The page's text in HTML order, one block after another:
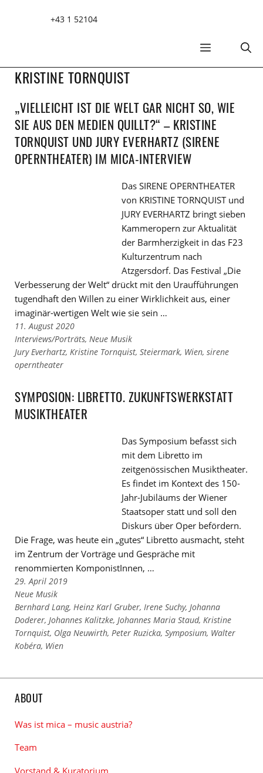
+43 1 52104
MENÜ
KRISTINE TORNQUIST
„VIELLEICHT IST DIE WELT GAR NICHT SO, WIE
SIE AUS DEN MEDIEN QUILLT?“ – KRISTINE
TORNQUIST UND JURY EVERHARTZ (SIRENE
OPERNTHEATER) IM MICA-INTERVIEW
Das SIRENE OPERNTHEATER
von KRISTINE TORNQUIST und
JURY EVERHARTZ bringt sieben
Kammeropern zur Aktualität
der Barmherzigkeit in das F23
Kulturzentrum nach
Atzgersdorf. Das Festival „Die
Verbesserung der Welt“ drückt mit den Uraufführungen
tugendhaft den Willen zu einer Wirklichkeit aus, einer
imaginär-wertigen Welt wie sie sein …
11. August 2020
Links
zu
den
Interviews/Porträts, Neue Musik
Links
zu
Tags
Jury Everhartz, Kristine Tornquist, Steiermark, Wien, sirene
operntheater
SYMPOSION: LIBRETTO. ZUKUNFTSWERKSTATT
MUSIKTHEATER
Das Symposium befasst sich
mit dem Libretto im
zeitgenössischen Musiktheater.
Es findet im Kontext des 150-
Jahr-Jubiläums der Wiener
Staatsoper statt und soll den
Diskurs über Oper befördern.
Die Frage, was heute ein „gutes“ Libretto ausmacht, steht
im Zentrum der Vorträge und Gespräche mit
renommierten KomponistInnen, …
29. April 2019
Links
zu
den
Kategorien
Neue Musik
Links
zu
den
Tags
Bernhard Lang, Heinz Karl Gruber, Irene Suchy, Johanna
Doderer, Johannes Kalitzke, Johannes Maria Staud, Kristine
Tornquist, Olga Neuwirth, Peter Ruzicka, Symposium, Walter
Kobéra, Wien
ABOUT
Was ist mica – music austria?
Team
Vorstand & Kuratorium